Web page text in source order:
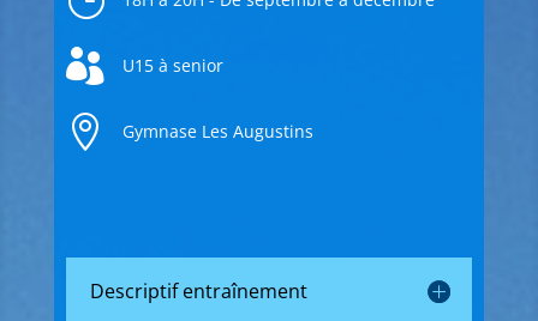
 U15 à senior
 Gymnase Les Augustins
Descriptif entraînement